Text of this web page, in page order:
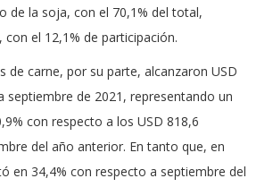
de la soja, con el 70,1% del total,
con el 12,1% de participación.
de carne, por su parte, alcanzaron USD
septiembre de 2021, representando un
con respecto a los USD 818,6
del año anterior. En tanto que, en
en 34,4% con respecto a septiembre del